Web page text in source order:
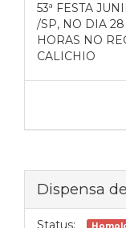
53ª FESTA
/SP, NO DIA
HORAS NO
CALICHIO
Dispensa
Status: